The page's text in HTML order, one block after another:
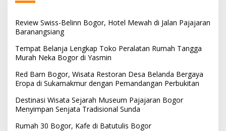
Review Swiss-Belinn Bogor, Hotel Mewah di Jalan Pajajaran
Baranangsiang
Tempat Belanja Lengkap Toko Peralatan Rumah Tangga
Murah Neka Bogor di Yasmin
Red Barn Bogor, Wisata Restoran Desa Belanda Bergaya
Eropa di Sukamakmur dengan Pemandangan Perbukitan
Destinasi Wisata Sejarah Museum Pajajaran Bogor
Menyimpan Senjata Tradisional Sunda
Rumah 30 Bogor, Kafe di Batutulis Bogor